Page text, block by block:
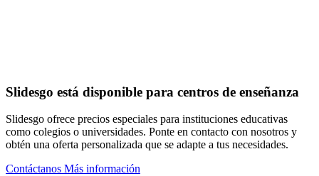
Slidesgo está disponible para centros de enseñanza
Slidesgo ofrece precios especiales para instituciones educativas
como colegios o universidades. Ponte en contacto con nosotros y
obtén una oferta personalizada que se adapte a tus necesidades.
Contáctanos Más información